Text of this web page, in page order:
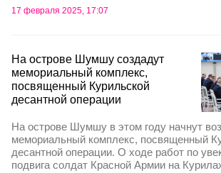
17 февраля 2025, 17:07
На острове Шумшу создадут
мемориальный комплекс,
посвященный Курильской
десантной операции
На острове Шумшу в этом году начнут
мемориальный комплекс, посвященный
десантной операции. О ходе работ по
подвига солдат Красной Армии на